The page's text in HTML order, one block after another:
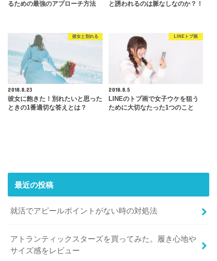
るための最強のアプローチ方法
と誘われるのは脈なしなのか？！
彼女と別れる
2018.8.23
彼女に飽きた！別れたいと思った
ときの1番適切な答えとは？
LINEトプ画
2018.8.5
LINEのトプ画で女子ウケを狙う
ために大切なたった1つのこと
最近の投稿
就活でアピールポイントがない時の対処法
アトランティックスターズを買ってみた。履き心地や
サイズ感をレビュー